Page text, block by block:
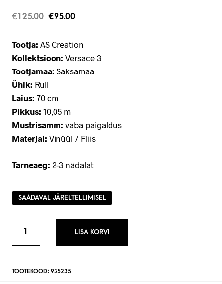
€125.00 €95.00
Tootja: AS Creation
Kollektsioon: Versace 3
Tootjamaa: Saksamaa
Ühik: Rull
Laius: 70 cm
Pikkus: 10,05 m
Mustrisamm: vaba paigaldus
Materjal: Vinüül / Fliis
Tarneaeg: 2-3 nädalat
SAADAVAL JÄRELTELLIMISEL
LISA KORVI
TOOTEKOOD: 935235